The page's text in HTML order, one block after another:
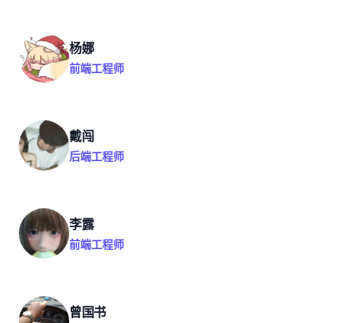
杨娜
前端工程师
戴闯
后端工程师
李露
前端工程师
曾国书